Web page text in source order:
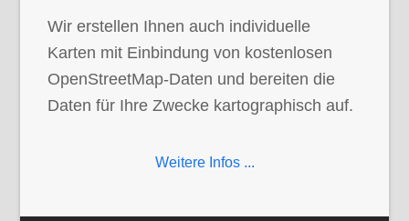
Wir erstellen Ihnen auch individuelle
Karten mit Einbindung von kostenlosen
OpenStreetMap-Daten und bereiten die
Daten für Ihre Zwecke kartographisch auf.
Weitere Infos ...